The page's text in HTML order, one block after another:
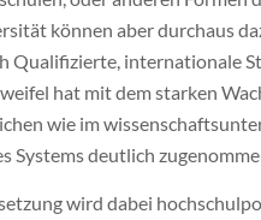
können aber durchaus
Qualifizierte, internationale
hat mit dem starken
wie im
deutlich
wird dabei